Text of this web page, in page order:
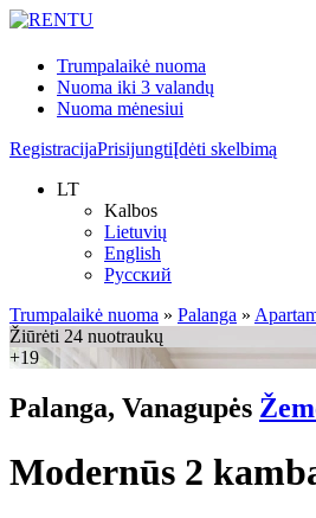
Trumpalaikė nuoma
Nuoma iki 3 valandų
Nuoma mėnesiui
RegistracijaPrisijungtiĮdėti skelbimą
LT
Kalbos
Lietuvių
English
Русский
Trumpalaikė nuoma » Palanga »
Žiūrėti 24 nuotraukų
+19
Palanga, Vanagupės
Modernūs 2